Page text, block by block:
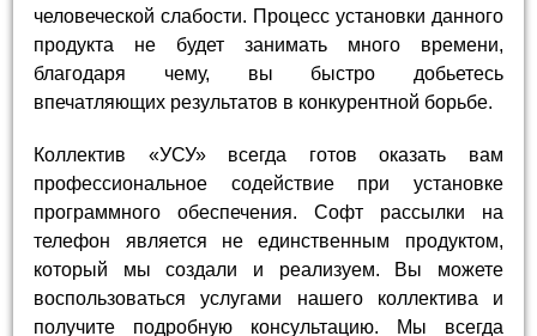
человеческой слабости. Процесс установки данного
продукта не будет занимать много времени,
благодаря чему, вы быстро добьетесь
впечатляющих результатов в конкурентной борьбе.
Коллектив «УСУ» всегда готов оказать вам
профессиональное содействие при установке
программного обеспечения. Софт рассылки на
телефон является не единственным продуктом,
который мы создали и реализуем. Вы можете
воспользоваться услугами нашего коллектива и
получите подробную консультацию. Мы всегда